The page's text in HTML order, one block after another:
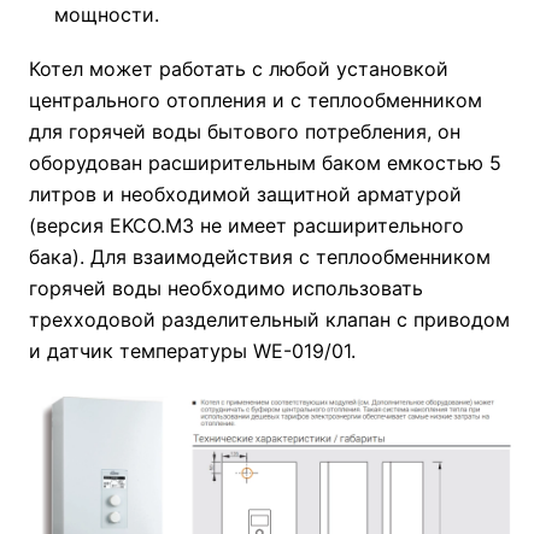
мощности.
Котел может работать с любой установкой
центрального отопления и с теплообменником
для горячей воды бытового потребления, он
оборудован расширительным баком емкостью 5
литров и необходимой защитной арматурой
(версия EKCO.M3 не имеет расширительного
бака). Для взаимодействия с теплообменником
горячей воды необходимо использовать
трехходовой разделительный клапан с приводом
и датчик температуры WE-019/01.